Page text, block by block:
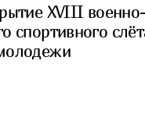
XVIII военно-
спортивного